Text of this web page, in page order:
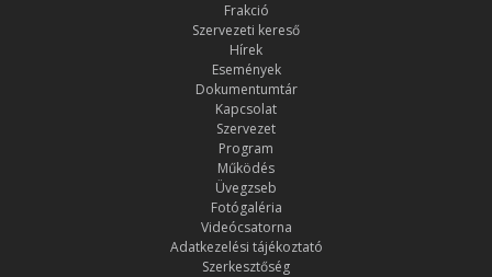
Frakció
Szervezeti kereső
Hírek
Események
Dokumentumtár
Kapcsolat
Szervezet
Program
Működés
Üvegzseb
Fotógaléria
Videócsatorna
Adatkezelési tájékoztató
Szerkesztőség